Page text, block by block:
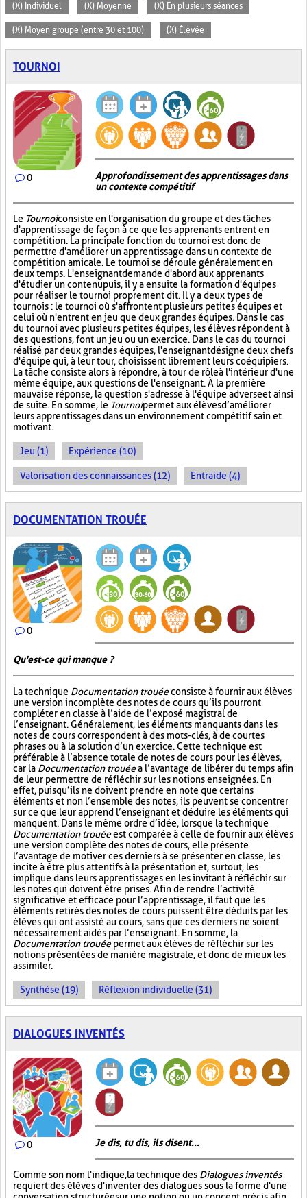
(X) Individuel (X) Moyenne (X) En plusieurs séances
(X) Moyen groupe (entre 30 et 100) (X) Élevée
TOURNOI
0
Approfondissement des apprentissages dans
un contexte compétitif
Le Tournoiconsiste en l'organisation du groupe et des tâches
d'apprentissage de façon à ce que les apprenants entrent en
compétition. La principale fonction du tournoi est donc de
permettre d'améliorer un apprentissage dans un contexte de
compétition amicale. Le tournoi se déroule généralement en
deux temps. L'enseignant demande d'abord aux apprenants
d'étudier un contenu puis, il y a ensuite la formation d'équipes
pour réaliser le tournoi proprement dit. Il y a deux types de
tournois : le tournoi où s'affrontent plusieurs petites équipes et
celui où n'entrent en jeu que deux grandes équipes. Dans le cas
du tournoi avec plusieurs petites équipes, les élèves répondent à
des questions, font un jeu ou un exercice. Dans le cas du tournoi
réalisé par deux grandes équipes, l'enseignant désigne deux chefs
d'équipe qui, à leur tour, choisissent librement leurs coéquipiers.
La tâche consiste alors à répondre, à tour de rôle à l'intérieur d'une
même équipe, aux questions de l'enseignant. À la première
mauvaise réponse, la question s'adresse à l'équipe adverse et ainsi
de suite. En somme, le Tournoipermet aux élèves d’améliorer
leurs apprentissages dans un environnement compétitif sain et
motivant.
Jeu (1) Expérience (10)
Valorisation des connaissances (12) Entraide (4)
DOCUMENTATION TROUÉE
0
Qu'est-ce qui manque ?
La technique Documentation trouéeconsiste à fournir aux élèves
une version incomplète des notes de cours qu’ils pourront
compléter en classe à l’aide de l’exposé magistral de
l’enseignant. Généralement, les éléments manquants dans les
notes de cours correspondent à des mots-clés, à de courtes
phrases ou à la solution d’un exercice. Cette technique est
préférable à l’absence totale de notes de cours pour les élèves,
car la Documentation trouéea l’avantage de libérer du temps afin
de leur permettre de réfléchir sur les notions enseignées. En
effet, puisqu’ils ne doivent prendre en note que certains
éléments et non l’ensemble des notes, ils peuvent se concentrer
sur ce que leur apprend l’enseignant et déduire les éléments qui
manquent. Dans le même ordre d’idée, lorsque la technique
Documentation trouéeest comparée à celle de fournir aux élèves
une version complète des notes de cours, elle présente
l’avantage de motiver ces derniers à se présenter en classe, les
incite à être plus attentifs à la présentation et, surtout, les
implique dans leurs apprentissages en les invitant à réfléchir sur
les notes qui doivent être prises. Afin de rendre l’activité
significative et efficace pour l’apprentissage, il faut que les
éléments retirés des notes de cours puissent être déduits par les
élèves qui ont assisté au cours, sans que ces derniers ne soient
nécessairement aidés par l’enseignant. En somme, la
Documentation trouéepermet aux élèves de réfléchir sur les
notions présentées de manière magistrale, et donc de mieux les
assimiler.
Synthèse (19) Réflexion individuelle (31)
DIALOGUES INVENTÉS
0 Je dis, tu dis, ils disent...
Comme son nom l'indique, la technique des Dialogues inventés
requiert des élèves d'inventer des dialogues sous la forme d'une